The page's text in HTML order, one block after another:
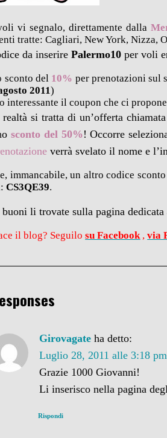
vi segnalo, direttamente dalla
tratte: Cagliari, New York, Nizza,
da inserirePalermo10 per voli
sconto del 10% per prenotazioni sul
2011)
interessante il coupon che ci
realtà si tratta di un’offerta
sconto del 50%! Occorre
verrà svelato il nome e
immancabile, un altro codice
CS3QE39.
li trovate sulla pagina
il blog? Seguilosu Facebook ,via
Girovagate ha detto:
Luglio 28, 2011 alle 3:18 pm
Grazie 1000 Giovanni!
Li inserisco nella pagina
Rispondi